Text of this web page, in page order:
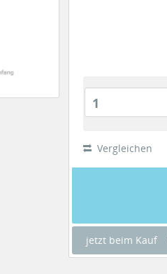
1
Vergleichen
jetzt beim Kauf